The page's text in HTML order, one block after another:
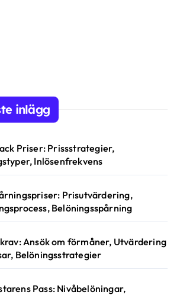
inlägg
Priser: Prissstrategier,
Inlösenfrekvens
Prisutvärdering,
Belöningsspårning
Ansök om förmåner, Utvärdering
Belöningsstrategier
Pass: Nivåbelöningar,